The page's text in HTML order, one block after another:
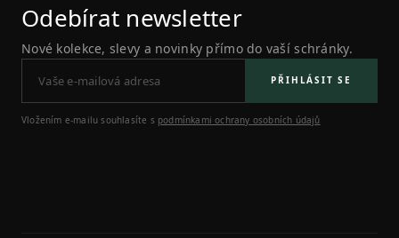
Odebírat newsletter
Nové kolekce, slevy a novinky přímo do vaší schránky.
PŘIHLÁSIT SE
Vložením e-mailu souhlasíte s podmínkami ochrany osobních údajů